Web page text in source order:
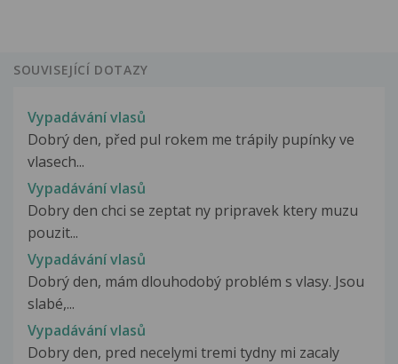
SOUVISEJÍCÍ DOTAZY
Vypadávání vlasů
Dobrý den, před pul rokem me trápily pupínky ve
vlasech...
Vypadávání vlasů
Dobry den chci se zeptat ny pripravek ktery muzu
pouzit...
Vypadávání vlasů
Dobrý den, mám dlouhodobý problém s vlasy. Jsou
slabé,...
Vypadávání vlasů
Dobry den, pred necelymi tremi tydny mi zacaly